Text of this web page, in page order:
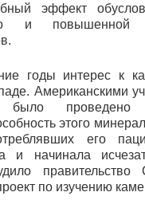
эффект
и повышенной
годы интерес к
Американскими
было проведено
этого
его
и начинала
по изучению